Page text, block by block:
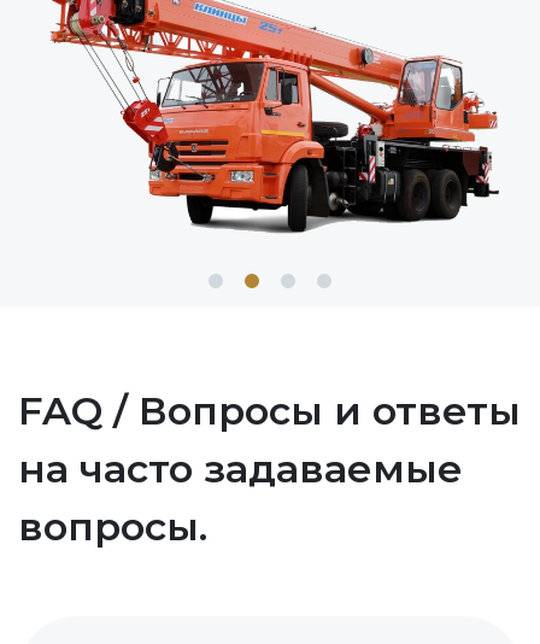
FAQ / Вопросы и ответы
на часто задаваемые
вопросы.